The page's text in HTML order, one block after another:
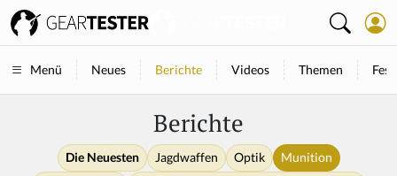
Menü Neues Berichte Videos Themen
Berichte
Die Neuesten Jagdwaffen Optik
Munition